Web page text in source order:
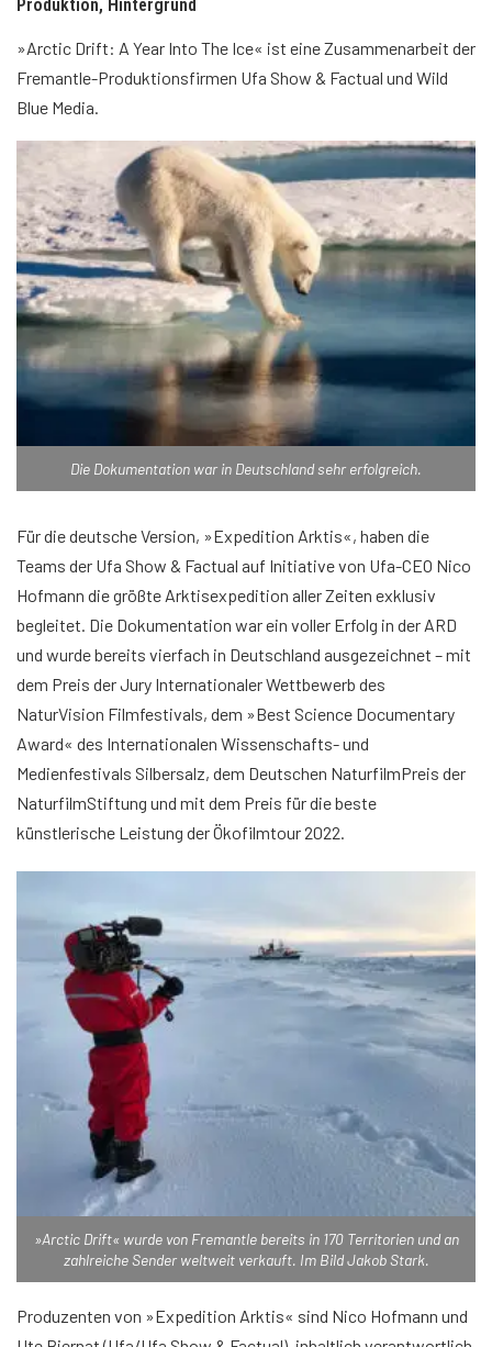
Produktion, Hintergrund
»Arctic Drift: A Year Into The Ice« ist eine Zusammenarbeit der
Fremantle-Produktionsfirmen Ufa Show & Factual und Wild
Blue Media.
Die Dokumentation war in Deutschland sehr erfolgreich.
Für die deutsche Version, »Expedition Arktis«, haben die
Teams der Ufa Show & Factual auf Initiative von Ufa-CEO Nico
Hofmann die größte Arktisexpedition aller Zeiten exklusiv
begleitet. Die Dokumentation war ein voller Erfolg in der ARD
und wurde bereits vierfach in Deutschland ausgezeichnet – mit
dem Preis der Jury Internationaler Wettbewerb des
NaturVision Filmfestivals, dem »Best Science Documentary
Award« des Internationalen Wissenschafts- und
Medienfestivals Silbersalz, dem Deutschen NaturfilmPreis der
NaturfilmStiftung und mit dem Preis für die beste
künstlerische Leistung der Ökofilmtour 2022.
»Arctic Drift« wurde von Fremantle bereits in 170 Territorien und an
zahlreiche Sender weltweit verkauft. Im Bild Jakob Stark.
Produzenten von »Expedition Arktis« sind Nico Hofmann und